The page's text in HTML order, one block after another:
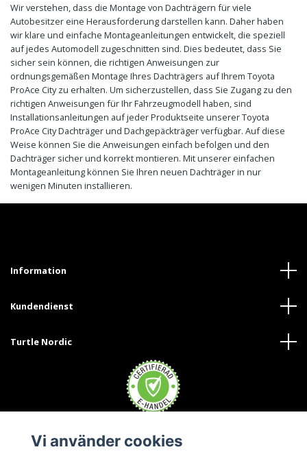
Wir verstehen, dass die Montage von Dachträgern für viele
Autobesitzer eine Herausforderung darstellen kann. Daher haben
wir klare und einfache Montageanleitungen entwickelt, die speziell
auf jedes Automodell zugeschnitten sind. Dies bedeutet, dass Sie
sicher sein können, die richtigen Anweisungen zur
ordnungsgemäßen Montage Ihres Dachträgers auf Ihrem Toyota
ProAce City zu erhalten. Um sicherzustellen, dass Sie Zugang zu den
richtigen Anweisungen für Ihr Fahrzeugmodell haben, sind
Installationsanleitungen auf jeder Produktseite unserer Toyota
ProAce City Dachträger und Dachgepäckträger verfügbar. Auf diese
Weise können Sie die Anweisungen einfach befolgen und den
Dachträger sicher und korrekt montieren. Mit unserer einfachen
Montageanleitung können Sie Ihren neuen Dachträger in nur
wenigen Minuten installieren.
Information
Kundendienst
Turtle Nordic
Vi använder cookies